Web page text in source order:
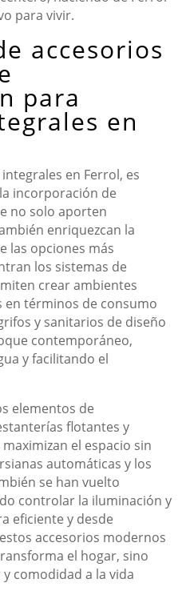
para vivir.
accesorios
para
en
en Ferrol, es
incorporación de
no solo aporten
enriquezcan la
las opciones más
los sistemas de
crear ambientes
en términos de consumo
y sanitarios de diseño
contemporáneo,
y facilitando el
elementos de
flotantes y
el espacio sin
automáticas y los
se han vuelto
controlar la iluminación y
eficiente y desde
accesorios modernos
el hogar, sino
comodidad a la vida